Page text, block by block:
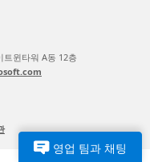
영업 팀과 채팅
트윈타워 A동 12층